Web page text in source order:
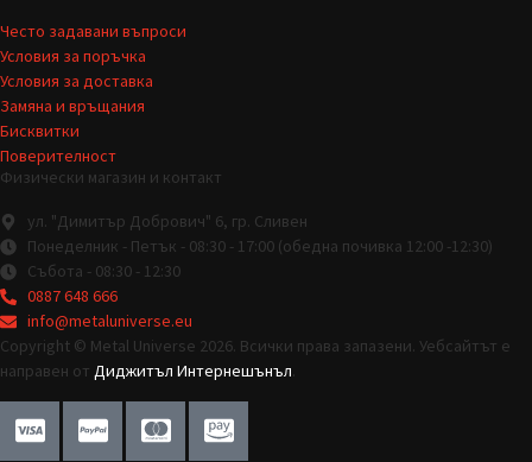
Често задавани въпроси
Условия за поръчка
Условия за доставка
Замяна и връщания
Бисквитки
Поверителност
Физически магазин и контакт
ул. "Димитър Добрович" 6, гр. Сливен
Понеделник - Петък - 08:30 - 17:00 (обедна почивка 12:00 -12:30)
Събота - 08:30 - 12:30
0887 648 666
info@metaluniverse.eu
Copyright © Metal Universe 2026. Всички права запазени. Уебсайтът е
направен от Диджитъл Интернешънъл.